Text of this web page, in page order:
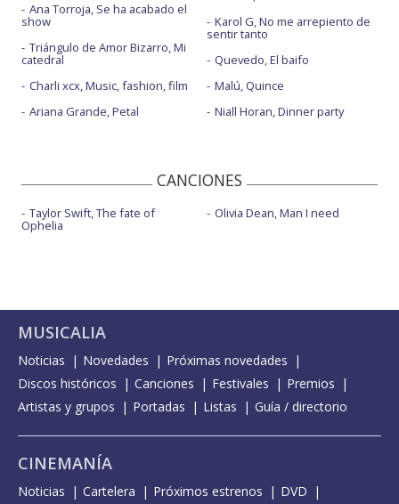
Ana Torroja, Se ha acabado el
show
Triángulo de Amor Bizarro, Mi
catedral
Charli xcx, Music, fashion, film
Ariana Grande, Petal
Karol G, No me arrepiento de
sentir tanto
Quevedo, El baifo
Malú, Quince
Niall Horan, Dinner party
CANCIONES
Taylor Swift, The fate of
Ophelia
Olivia Dean, Man I need
MUSICALIA
Noticias Novedades
Próximas novedades
Discos históricos
Canciones Festivales
Premios
Artistas y grupos
Portadas Listas Guía / directorio
CINEMANÍA
Noticias Cartelera Próximos estrenos
DVD